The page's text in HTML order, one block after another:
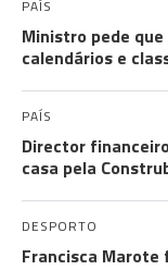
PAÍS
Ministro pede
calendários e
PAÍS
Director
casa pela
DESPORTO
Francisca Marote